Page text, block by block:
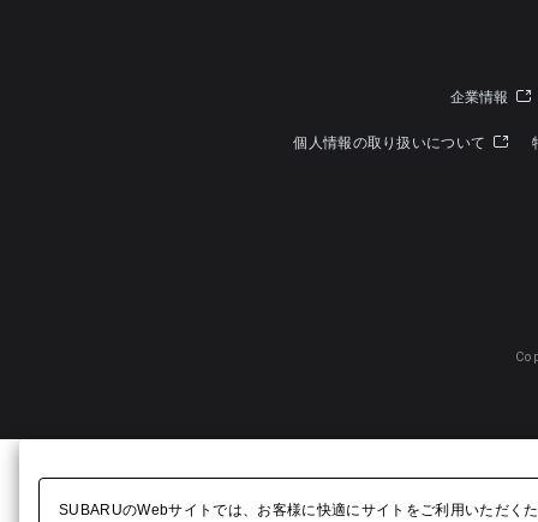
企業情報
個人情報の取り扱いについて
SUBARUのWebサイトでは、お客様に快適にサイトをご利用いただく